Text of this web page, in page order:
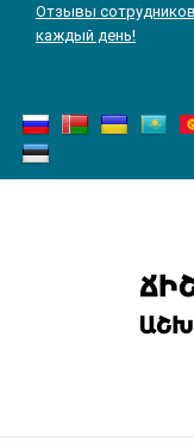
Отзывы
каждый день!